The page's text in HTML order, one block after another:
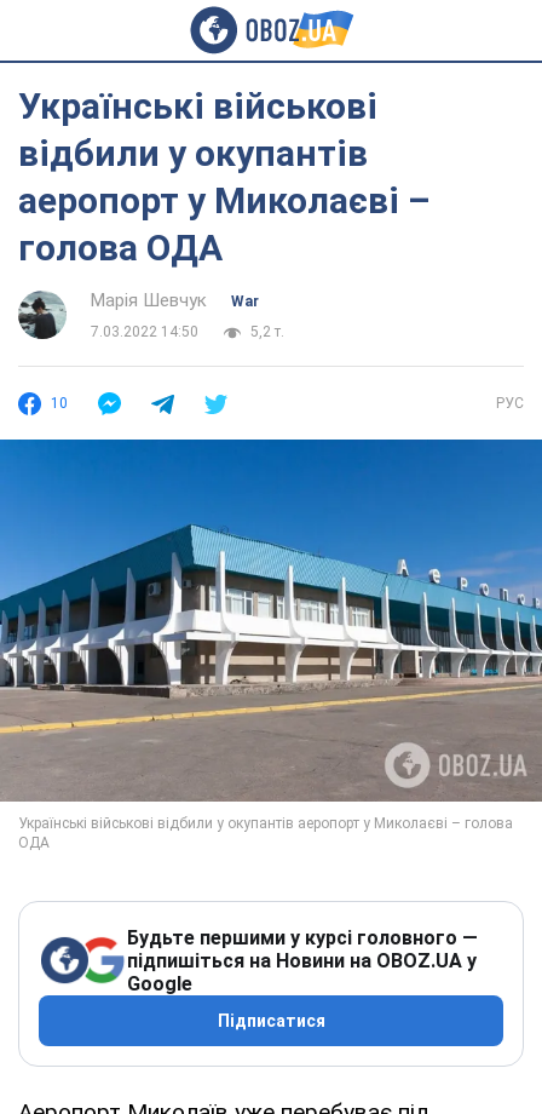
Українські військові
відбили у окупантів
аеропорт у Миколаєві –
голова ОДА
Марія Шевчук
War
7.03.2022 14:50
5,2 т.
10 РУС
Будьте першими у курсі головного —
підпишіться на Новини на OBOZ.UA у
Google
Підписатися